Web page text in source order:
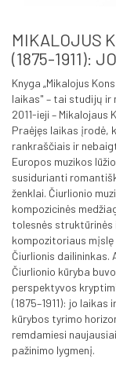
MIKALOJUS
(1875-1911):
Knyga „Mikalojus
laikas" – tai studijų ir
2011-ieji –
Praėjęs laikas įrodė,
rankraščiais ir
Europos muzikos
susidurianti
ženklai. Čiurlionio
kompozicinės
tolesnės struktūrinės
kompozitoriaus
Čiurlionis
Čiurlionio kūryba
perspektyvos
(1875–1911): jo
kūrybos tyrimo
remdamiesi
pažinimo lygmenį.